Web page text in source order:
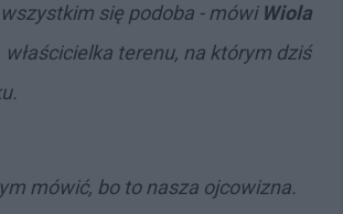
się podoba - mówi Wiola
właścicielka terenu, na którym dziś
mówić, bo to nasza ojcowizna.